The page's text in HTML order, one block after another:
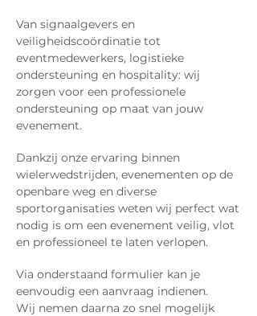
Van signaalgevers en
veiligheidscoördinatie tot
eventmedewerkers, logistieke
ondersteuning en hospitality: wij
zorgen voor een professionele
ondersteuning op maat van jouw
evenement.
Dankzij onze ervaring binnen
wielerwedstrijden, evenementen op de
openbare weg en diverse
sportorganisaties weten wij perfect wat
nodig is om een evenement veilig, vlot
en professioneel te laten verlopen.
Via onderstaand formulier kan je
eenvoudig een aanvraag indienen.
Wij nemen daarna zo snel mogelijk